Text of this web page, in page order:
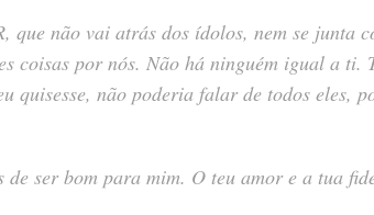
que não vai atrás dos ídolos, nem se junta
coisas por nós. Não há ninguém igual a ti.
quisesse, não poderia falar de todos eles,
ser bom para mim. O teu amor e a tua